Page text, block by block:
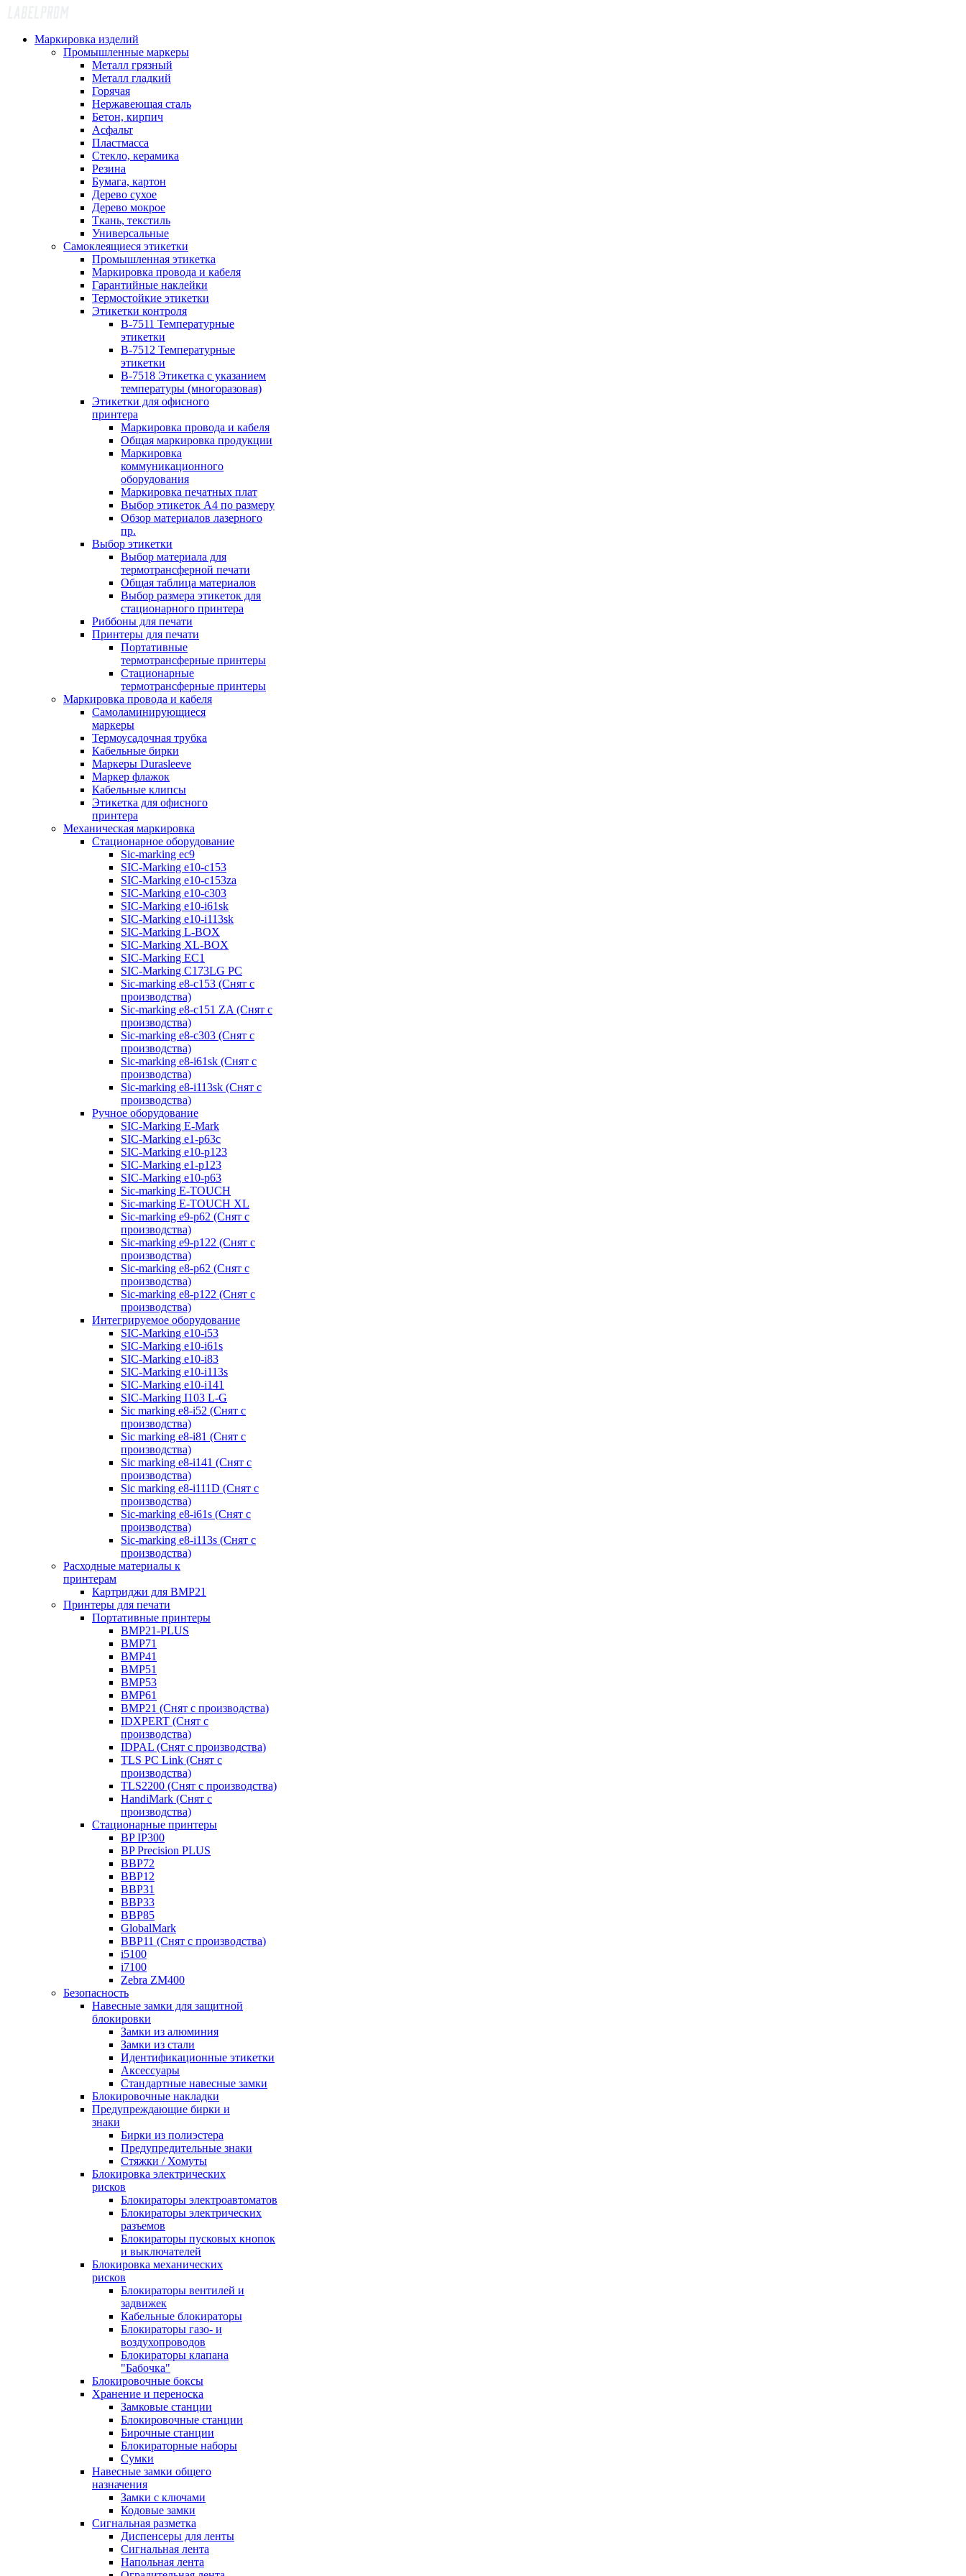
Маркировка изделий
Промышленные маркеры
Металл грязный
Металл гладкий
Горячая
Нержавеющая сталь
Бетон, кирпич
Асфальт
Пластмасса
Стекло, керамика
Резина
Бумага, картон
Дерево сухое
Дерево мокрое
Ткань, текстиль
Универсальные
Самоклеящиеся этикетки
Промышленная этикетка
Маркировка провода и кабеля
Гарантийные наклейки
Термостойкие этикетки
Этикетки контроля
B-7511 Температурные
этикетки
B-7512 Температурные
этикетки
B-7518 Этикетка с указанием
температуры (многоразовая)
Этикетки для офисного
принтера
Маркировка провода и кабеля
Общая маркировка продукции
Маркировка
коммуникационного
оборудования
Маркировка печатных плат
Выбор этикеток А4 по размеру
Обзор материалов лазерного
пр.
Выбор этикетки
Выбор материала для
термотрансферной печати
Общая таблица материалов
Выбор размера этикеток для
стационарного принтера
Риббоны для печати
Принтеры для печати
Портативные
термотрансферные принтеры
Стационарные
термотрансферные принтеры
Маркировка провода и кабеля
Самоламинирующиеся
маркеры
Термоусадочная трубка
Кабельные бирки
Маркеры Durasleeve
Маркер флажок
Кабельные клипсы
Этикетка для офисного
принтера
Механическая маркировка
Стационарное оборудование
Sic-marking ec9
SIC-Marking e10-c153
SIC-Marking e10-c153za
SIC-Marking e10-c303
SIC-Marking e10-i61sk
SIC-Marking e10-i113sk
SIC-Marking L-BOX
SIC-Marking XL-BOX
SIC-Marking EC1
SIC-Marking C173LG PC
Sic-marking e8-c153 (Снят с
производства)
Sic-marking e8-c151 ZA (Снят с
производства)
Sic-marking e8-c303 (Снят с
производства)
Sic-marking e8-i61sk (Снят с
производства)
Sic-marking e8-i113sk (Снят с
производства)
Ручное оборудование
SIC-Marking E-Mark
SIC-Marking e1-p63с
SIC-Marking e10-p123
SIC-Marking e1-p123
SIC-Marking e10-p63
Sic-marking E-TOUCH
Sic-marking E-TOUCH XL
Sic-marking e9-p62 (Снят с
производства)
Sic-marking e9-p122 (Снят с
производства)
Sic-marking e8-p62 (Снят с
производства)
Sic-marking e8-p122 (Снят с
производства)
Интегрируемое оборудование
SIC-Marking e10-i53
SIC-Marking e10-i61s
SIC-Marking e10-i83
SIC-Marking e10-i113s
SIC-Marking e10-i141
SIC-Marking I103 L-G
Sic marking e8-i52 (Снят с
производства)
Sic marking e8-i81 (Снят с
производства)
Sic marking e8-i141 (Снят с
производства)
Sic marking e8-i111D (Снят с
производства)
Sic-marking e8-i61s (Снят с
производства)
Sic-marking e8-i113s (Снят с
производства)
Расходные материалы к
принтерам
Картриджи для BMP21
Принтеры для печати
Портативные принтеры
BMP21-PLUS
BMP71
BMP41
BMP51
BMP53
BMP61
BMP21 (Снят с производства)
IDXPERT (Снят с
производства)
IDPAL (Снят с производства)
TLS PC Link (Снят с
производства)
TLS2200 (Снят с производства)
HandiMark (Снят с
производства)
Стационарные принтеры
BP IP300
BP Precision PLUS
BBP72
BBP12
BBP31
BBP33
BBP85
GlobalMark
BBP11 (Снят с производства)
i5100
i7100
Zebra ZM400
Безопасность
Навесные замки для защитной
блокировки
Замки из алюминия
Замки из стали
Идентификационные этикетки
Аксессуары
Стандартные навесные замки
Блокировочные накладки
Предупреждающие бирки и
знаки
Бирки из полиэстера
Предупредительные знаки
Стяжки / Хомуты
Блокировка электрических
рисков
Блокираторы электроавтоматов
Блокираторы электрических
разъемов
Блокираторы пусковых кнопок
и выключателей
Блокировка механических
рисков
Блокираторы вентилей и
задвижек
Кабельные блокираторы
Блокираторы газо- и
воздухопроводов
Блокираторы клапана
"Бабочка"
Блокировочные боксы
Хранение и переноска
Замковые станции
Блокировочные станции
Бирочные станции
Блокираторные наборы
Сумки
Навесные замки общего
назначения
Замки с ключами
Кодовые замки
Сигнальная разметка
Диспенсеры для ленты
Сигнальная лента
Напольная лента